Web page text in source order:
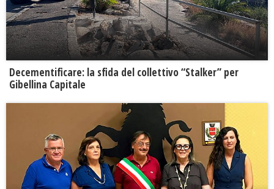
Decementificare: la sfida del collettivo “Stalker” per
Gibellina Capitale